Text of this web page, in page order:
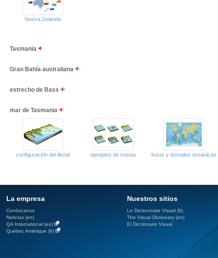
Nueva Zelanda
Tasmania
Gran Bahía australiana
estrecho de Bass
mar de Tasmania
configuración del litoral ejemplos de costas fosas y dorsales oceánicas
La empresa
Conózcanos
Noticias (en)
QA International (en)
Québec Amérique (fr)
Nuestros sitios
Le Dictionnaire Visuel (fr)
The Visual Dictionary (en)
El Diccionario Visual